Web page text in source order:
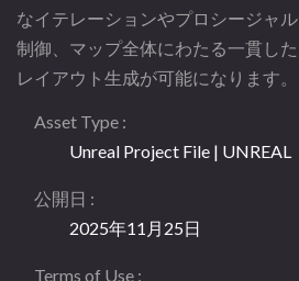
なイテレーションやプロシージャル
制御、マップ全体にわたる一貫した
レイアウト生成が可能になります。
Asset Type
Unreal Project File | UNREAL
公開日
2025年11月25日
Terms of Use